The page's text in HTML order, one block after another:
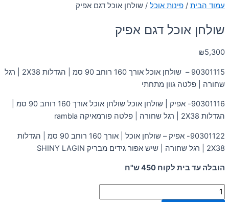
עמוד הבית / פינות אוכל / שולחן אוכל דגם אפיק
שולחן אוכל דגם אפיק
₪5,300
90301115 – שולחן אוכל אורך 160 רוחב 90 סמ | הגדלות 2X38 | רגל
שחורה | פלטה גוון מתחתי
90301116- אפיק | שולחן אוכל שולחן אוכל אורך 160 רוחב 90 סמ |
הגדלות 2X38 | רגל שחורה | פלטה פורמאיקה rambla
90301122- אפיק – שולחן אוכל | אורך 160 רוחב 90 סמ | הגדלות
2X38 | רגל שחורה | שיש אפור גידים מבריק SHINY LAGIN
הובלה עד בית לקוח 450 ש"ח